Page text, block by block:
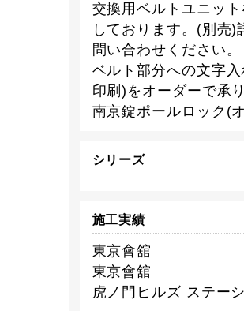
交換用ベルトユニッ
しております。(別売)
問い合わせください。
ベルト部分への文字入
印刷)をオーダーで承
南京錠ポールロック(
シリーズ
施工実績
東京會舘
東京會舘
虎ノ門ヒルズ ステー